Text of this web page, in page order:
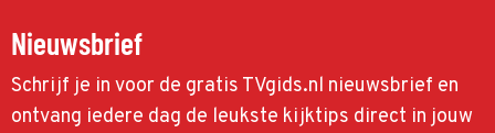
Nieuwsbrief
Schrijf je in voor de gratis TVgids.nl nieuwsbrief en
ontvang iedere dag de leukste kijktips direct in jouw